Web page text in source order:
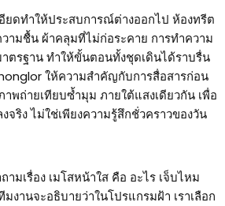
ยดทำให้ประสบการณ์ต่างออกไป ห้องทรีต
มชื้น ผ้าคลุมที่ไม่ก่อระคาย การทำความ
าตรฐาน ทำให้ขั้นตอนทั้งชุดเดินได้ราบรื่น
ให้ความสำคัญกับการสื่อสารก่อน
พถ่ายเทียบซ้ำมุม ภายใต้แสงเดียวกัน เพื่อ
ริง ไม่ใช่เพียงความรู้สึกชั่วคราวของวัน
มเรื่อง เมโสหน้าใส คือ อะไร เจ็บไหม
งานจะอธิบายว่าในโปรแกรมฝ้า เราเลือก